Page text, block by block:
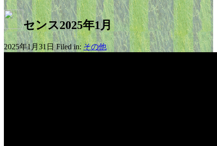
センス2025年1月
2025年1月31日 Filed in:その他